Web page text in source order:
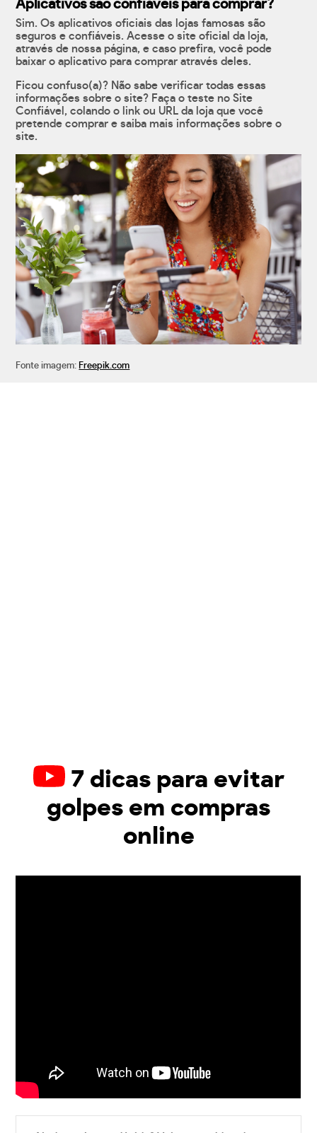
Aplicativos são confiáveis para comprar?
Sim. Os aplicativos oficiais das lojas famosas são
seguros e confiáveis. Acesse o site oficial da loja,
através de nossa página, e caso prefira, você pode
baixar o aplicativo para comprar através deles.
Ficou confuso(a)? Não sabe verificar todas essas
informações sobre o site? Faça o teste no Site
Confiável, colando o link ou URL da loja que você
pretende comprar e saiba mais informações sobre o
site.
Fonte imagem: Freepik.com
7 dicas para evitar
golpes em compras
online